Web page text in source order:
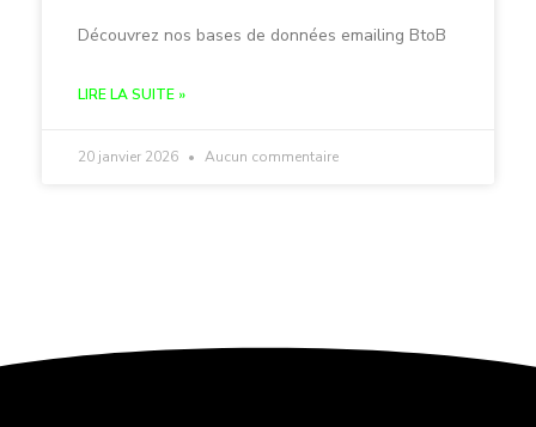
Découvrez nos bases de données emailing BtoB
LIRE LA SUITE »
20 janvier 2026 Aucun commentaire